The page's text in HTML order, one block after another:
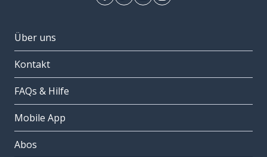
Über uns
Kontakt
FAQs & Hilfe
Mobile App
Abos